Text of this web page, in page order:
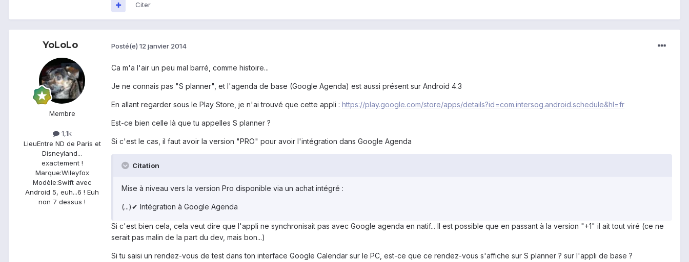
Citer
YoLoLo
Membre
1,1k
LieuEntre ND de Paris et
Disneyland...
exactement !
Marque:Wileyfox
Modèle:Swift avec
Android 5, euh...6 ! Euh
non 7 dessus !
Posté(e) 12 janvier 2014
Ca m'a l'air un peu mal barré, comme histoire...
Je ne connais pas "S planner", et l'agenda de base (Google Agenda) est aussi présent sur Android 4.3
En allant regarder sous le Play Store, je n'ai trouvé que cette appli : https://play.google.com/store/apps/details?id=com.intersog.android.schedule&hl=fr
Est-ce bien celle là que tu appelles S planner ?
Si c'est le cas, il faut avoir la version "PRO" pour avoir l'intégration dans Google Agenda
Citation
Mise à niveau vers la version Pro disponible via un achat intégré :
(...)✔ Intégration à Google Agenda
Si c'est bien cela, cela veut dire que l'appli ne synchronisait pas avec Google agenda en natif... Il est possible que en passant à la version "+1" il ait tout viré (ce ne
serait pas malin de la part du dev, mais bon...)
Si tu saisi un rendez-vous de test dans ton interface Google Calendar sur le PC, est-ce que ce rendez-vous s'affiche sur S planner ? sur l'appli de base ?